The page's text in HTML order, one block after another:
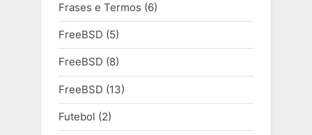
Frases e Termos (6)
FreeBSD (5)
FreeBSD (8)
FreeBSD (13)
Futebol (2)